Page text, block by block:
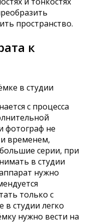
пространство.
к
с процесса
фотограф не
временем,
серии, при
в студии
нужно
только с
студии легко
нужно вести на